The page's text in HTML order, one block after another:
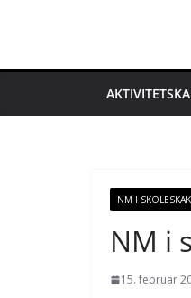
NM I SKOLESKAK
NM i
15. februar